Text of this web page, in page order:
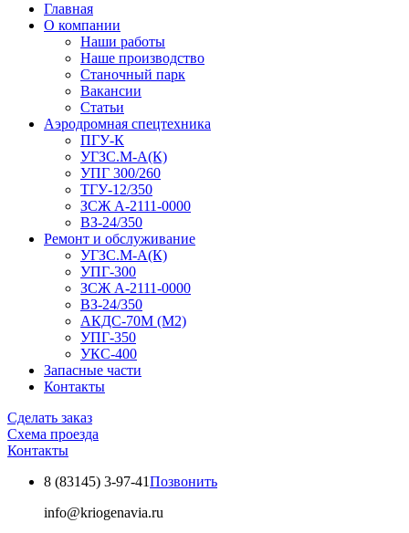
Главная
О компании
Наши работы
Наше производство
Станочный парк
Вакансии
Статьи
Аэродромная спецтехника
ПГУ-К
УГЗС.М-А(К)
УПГ 300/260
ТГУ-12/350
ЗСЖ А-2111-0000
ВЗ-24/350
Ремонт и обслуживание
УГЗС.М-А(К)
УПГ-300
ЗСЖ А-2111-0000
ВЗ-24/350
АКДС-70М (М2)
УПГ-350
УКС-400
Запасные части
Контакты
Сделать заказ
Схема проезда
Контакты
8 (83145) 3-97-41Позвонить
info@kriogenavia.ru